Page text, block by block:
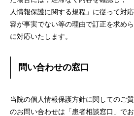
人情報保護に関する規程」に従って対
容が事実でない等の理由で訂正を求め
に対応いたします。
問い合わせの窓口
当院の個人情報保護方針に関してのご
のお問い合わせは「患者相談窓口」でお